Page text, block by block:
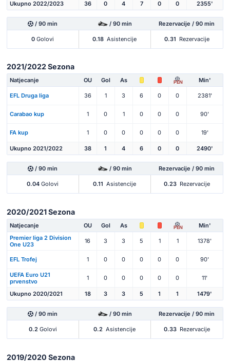
Ukupno 2022/2023 36 0 4 7 0 0 2355'
/ 90 min / 90 min Rezervacije / 90 min
0 Golovi 0.18 Asistencije 0.31 Rezervacije
2021/2022 Sezona
Natjecanje OU Gol As PEN Min'
EFL Druga liga 36 1 3 6 0 0 2381'
Carabao kup 1 0 1 0 0 0 90'
FA kup 1 0 0 0 0 0 19'
Ukupno 2021/2022 38 1 4 6 0 0 2490'
/ 90 min / 90 min Rezervacije / 90 min
0.04 Golovi 0.11 Asistencije 0.23 Rezervacije
2020/2021 Sezona
Natjecanje OU Gol As PEN
Min'
Premier liga 2 Division
One U23
16 3 3 5 1 1 1378'
EFL Trofej 1 0 0 0 0 0 90'
UEFA Euro U21
prvenstvo
1 0 0 0 0 0 11'
Ukupno 2020/2021 18 3 3 5 1 1 1479'
/ 90 min / 90 min Rezervacije / 90 min
0.2Golovi 0.2 Asistencije 0.33 Rezervacije
2019/2020 Sezona